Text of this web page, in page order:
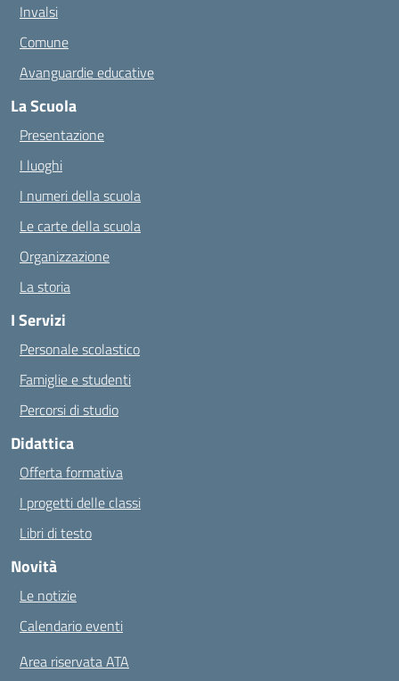
Invalsi
Comune
Avanguardie educative
La Scuola
Presentazione
I luoghi
I numeri della scuola
Le carte della scuola
Organizzazione
La storia
I Servizi
Personale scolastico
Famiglie e studenti
Percorsi di studio
Didattica
Offerta formativa
I progetti delle classi
Libri di testo
Novità
Le notizie
Calendario eventi
Area riservata ATA